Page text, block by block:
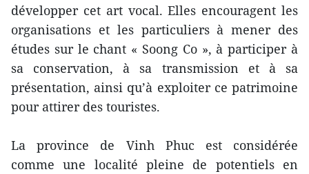
développer cet art vocal. Elles encouragent les
organisations et les particuliers à mener des
études sur le chant « Soong Co », à participer à
sa conservation, à sa transmission et à sa
présentation, ainsi qu’à exploiter ce patrimoine
pour attirer des touristes.
La province de Vinh Phuc est considérée
comme une localité pleine de potentiels en